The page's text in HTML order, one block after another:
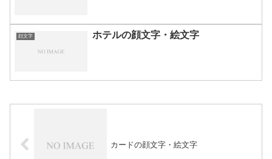
顔文字 ホテルの顔文字・絵文字
カードの顔文字・絵文字